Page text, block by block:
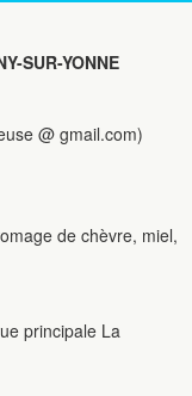
SUR-YONNE
@ gmail.com)
de chèvre, miel,
principale La